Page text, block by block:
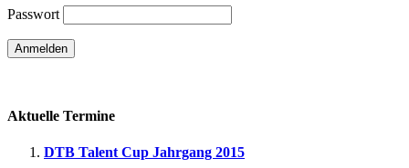
Passwort
Aktuelle Termine
DTB Talent Cup Jahrgang 2015